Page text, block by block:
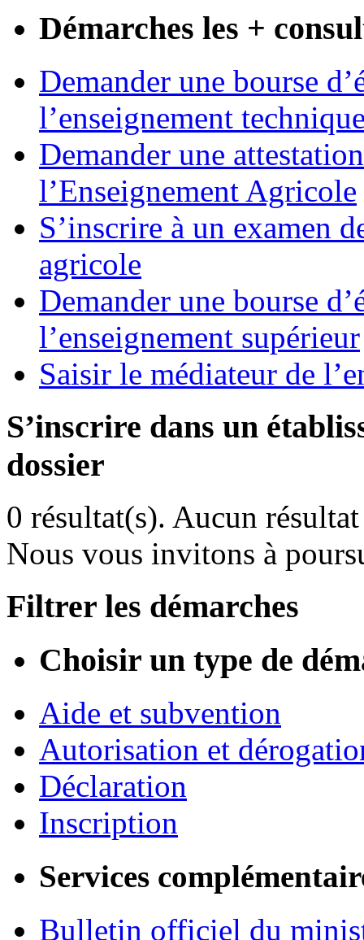
Démarches les +
Demander une bourse
l’enseignement
Demander une
l’Enseignement Agricole
S’inscrire à un examen
agricole
Demander une bourse
l’enseignement supérieur
Saisir le médiateur de
S’inscrire dans un
dossier
0 résultat(s). Aucun
Nous vous invitons à
Filtrer les démarches
Choisir un type de
Aide et subvention
Autorisation et
Déclaration
Inscription
Services
Bulletin officiel du